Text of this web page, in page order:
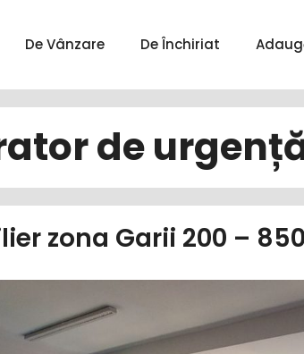
De Vânzare De Închiriat
de
zona Garii 200 –